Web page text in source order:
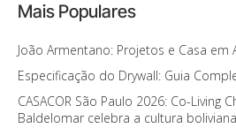
Mais Populares
João Armentano: Projetos e Casa em
Especificação do Drywall: Guia
CASACOR São Paulo 2026: Co-Living
Baldelomar celebra a cultura boliviana